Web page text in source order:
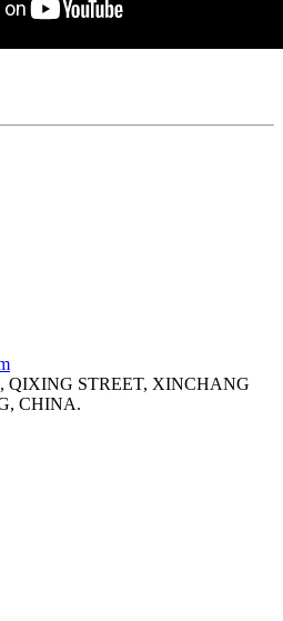
STREET, XINCHANG
CHINA.